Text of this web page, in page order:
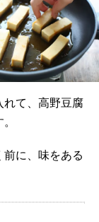
れて、高野豆腐
に、味をある